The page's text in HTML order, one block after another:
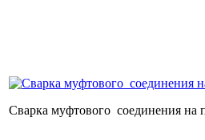
Сварка муфтового соединения на